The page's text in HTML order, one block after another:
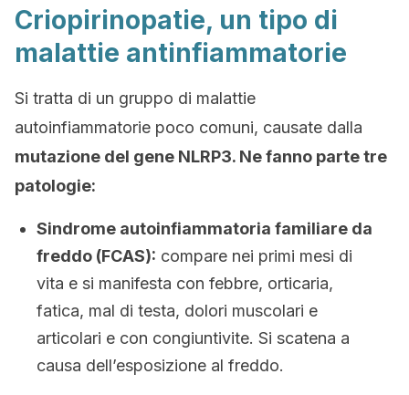
Criopirinopatie, un tipo di
malattie antinfiammatorie
Si tratta di un gruppo di malattie
autoinfiammatorie poco comuni, causate dalla
mutazione del gene NLRP3. Ne fanno parte tre
patologie:
Sindrome autoinfiammatoria familiare da
freddo (FCAS): compare nei primi mesi di
vita e si manifesta con febbre, orticaria,
fatica, mal di testa, dolori muscolari e
articolari e con congiuntivite. Si scatena a
causa dell’esposizione al freddo.